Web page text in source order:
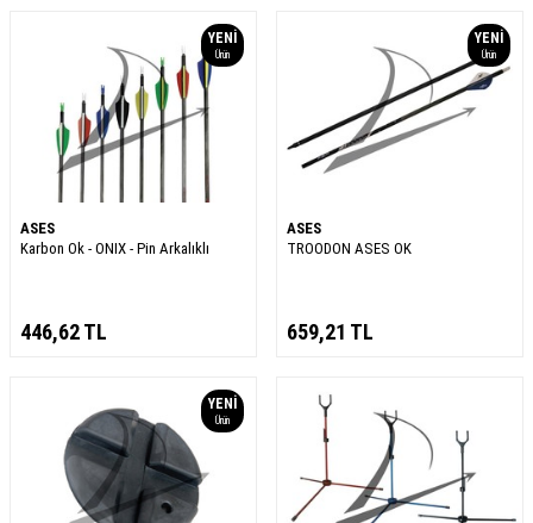
YENI
Ürün
ASES
Karbon Ok - ONIX - Pin Arkalıklı
446,62TL
YENI
Ürün
ASES
TROODON ASES OK
659,21 TL
YENI
Ürün